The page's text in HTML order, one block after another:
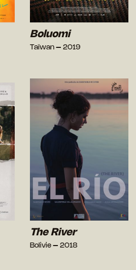
Boluomi
Taïwan – 2019
The River
Bolivie – 2018